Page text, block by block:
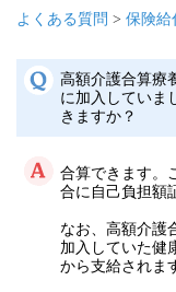
よくある質問 > 保険給
高額介護合算療
に加入していま
きますか？
合算できます。
合に自己負担額
なお、高額介護
加入していた健
から支給されま